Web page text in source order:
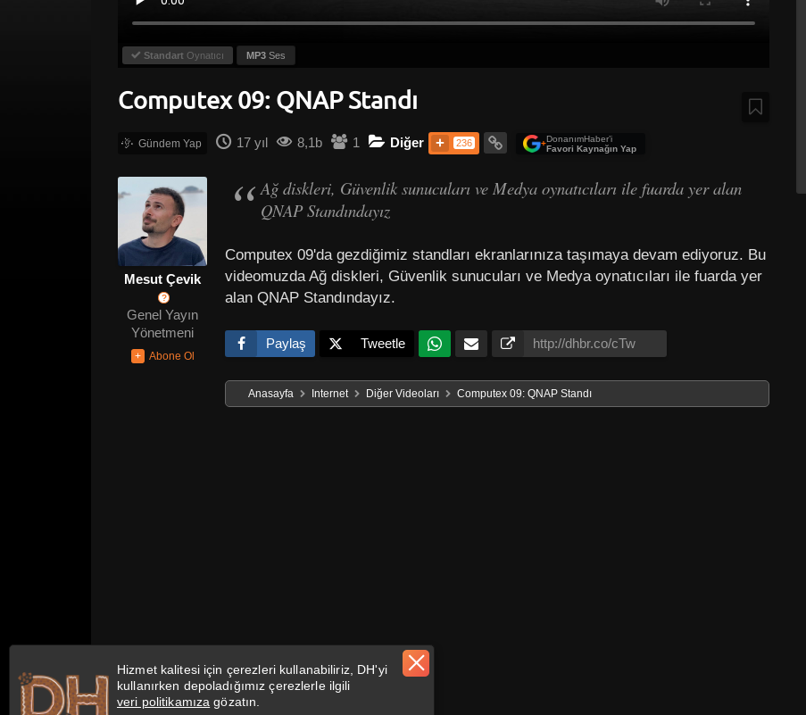
Standart Oynatıcı MP3 Ses
Computex 09: QNAP Standı
17 yıl 8,1b 1 Diğer 236 +DonanımHaber’i
Favori Kaynağın Yap
Mesut Çevik
?
Genel Yayın
Yönetmeni
Ağ diskleri, Güvenlik sunucuları ve Medya oynatıcıları ile fuarda yer alan
QNAP Standındayız
Computex 09'da gezdiğimiz standları ekranlarınıza taşımaya devam ediyoruz. Bu
videomuzda Ağ diskleri, Güvenlik sunucuları ve Medya oynatıcıları ile fuarda yer
alan QNAP Standındayız.
Paylaş Tweetle
Anasayfa Internet Diğer Videoları Computex 09: QNAP Standı
Hizmet kalitesi için çerezleri kullanabiliriz, DH'yi
kullanırken depoladığımız çerezlerle ilgili
veri politikamıza gözatın.